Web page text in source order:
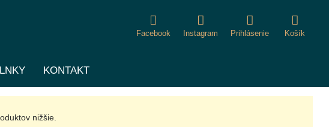
Facebook Instagram Prihlásenie Košík
KONTAKT
nižšie.